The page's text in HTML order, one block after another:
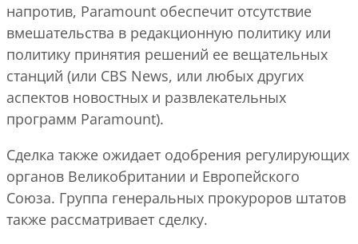
напротив, Paramount обеспечит отсутствие
вмешательства в редакционную политику или
политику принятия решений ее вещательных
станций (или CBS News, или любых других
аспектов новостных и развлекательных
программ Paramount).
Сделка также ожидает одобрения регулирующих
органов Великобритании и Европейского
Союза. Группа генеральных прокуроров штатов
также рассматривает сделку.